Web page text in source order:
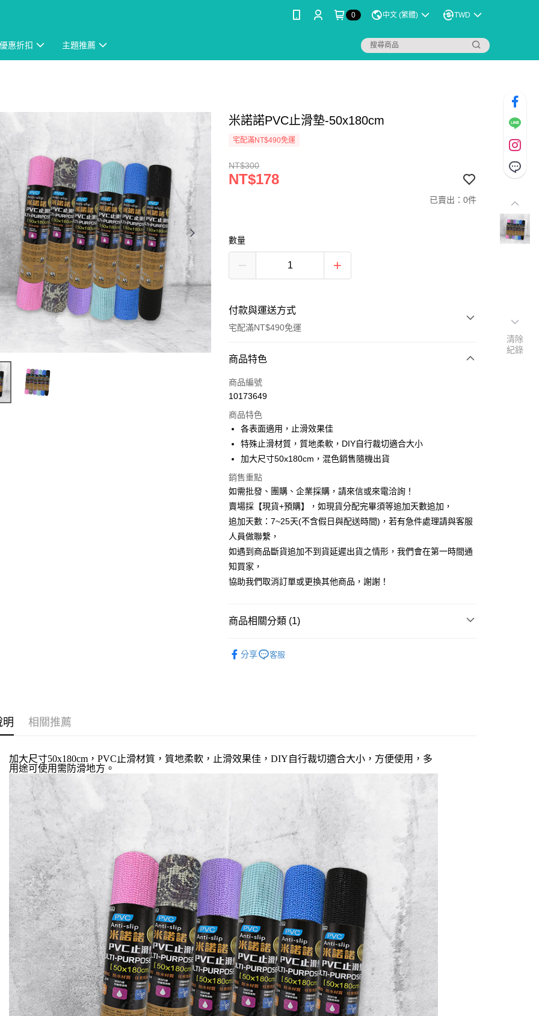
0 中文 (繁體) TWD
惠折扣 主題推薦
米諾諾PVC止滑墊-50x180cm
宅配滿NT$490免運
NT$300
NT$178
已賣出：0件
數量
付款與運送方式
宅配滿NT$490免運
付款方式
信用卡一次付款
3 期 0 利率 每期NT$59
合作金庫商業銀行
第一商業銀行
華南商業銀行
彰化商業銀行
國泰世華商業銀行
臺灣中小企業銀行
台中商業銀行
匯豐（台灣）商業銀行
華泰商業銀行
聯邦商業銀行
遠東國際商業銀行
玉山商業銀行
台新國際商業銀行
中國信託商業銀行
台灣樂天信用卡公司
6 期 0 利率 每期NT$29
合作金庫商業銀行
第一商業銀行
華南商業銀行
上海商業儲蓄銀行
國泰世華商業銀行
兆豐國際商業銀行
臺灣中小企業銀行
台中商業銀行
匯豐（台灣）商業銀行
華泰商業銀行
聯邦商業銀行
元大商業銀行
永豐商業銀行
台新國際商業銀行
台灣樂天信用卡公司
12 期 0 利率 每期 NT$14
合作金庫商業銀行
華南商業銀行
彰化商業銀行
上海商業儲蓄銀行
台北富邦商業銀行
臺灣中小企業銀行
台中商業銀行
匯豐（台灣）商業銀行
聯邦商業銀行
遠東國際商業銀行
元大商業銀行
玉山商業銀行
星展（台灣）商業銀行
LINE Pay
Apple Pay
街口支付
悠遊付
全盈+PAY
【關於「AFTEE先享後付」】
AFTEE先享後付是「在收到商品之後才付款」的支付方式。 讓您購物簡單
１．簡單：不需註冊會員、不需綁卡、不需儲值。
２．便利：只要手機號碼，簡訊認證，即可結帳。
※ 請注意：結帳手續完成當下不需立刻繳費，但若您需要取消訂單，請聯
先享後付繳納相關費用。
※ 交易是否成功請以「AFTEE先享後付 」之結帳頁面顯示為準，若有關於
是否繳費成功／繳費後需取消欲退款等相關疑問，請聯繫「AFTEE先享後
https://netprotections.freshdesk.com/support/home
１．透過由恩沛科技股份有限公司提供之「AFTEE先享後付」服務完成之
交易，需依本服務之必要範圍內提供個人資料，並將交易相關給付款項請
求債權轉讓予恩沛科技股份有限公司。
２．關於個人資料處理事宜，請瀏覽以下網址：
https://aftee.tw/terms/#terms3
３．未成年的使用者請事先徵得法定代理人或監護人之同意方可使用
「AFTEE先享後付」，若未經同意申辦者引起之損失，本公司不負相關責
任。
４．使用「AFTEE先享後付」時，將依據個別帳號之用戶狀況，依本公司
即時審查核予不同之上限額度；若仍有額度不足之情形，本公司將視審查
結果請求用戶進行身份認證。
５．嚴禁一人註冊多個帳號或使用他人資訊註冊。若發現惡意使用之情
形，恩沛科技股份有限公司將有權停止該用戶之使用額度並採取法律行
動。
ATM付款
貨到付款
每筆NT$150，滿NT$3,000(含以上)免運費
商品特色
商品編號
10173649
商品特色
各表面適用，止滑效果佳
特殊止滑材質，質地柔軟，DIY自行裁切適合大小
加大尺寸50x180cm，混色銷售隨機出貨
銷售重點
如需批發、團購、企業採購，請來信或來電洽詢！
賣場採【現貨+預購】，如現貨分配完畢須等追加天數追加，
追加天數：7~25天(不含假日與配送時間)，若有急件處理請與客服
人員做聯繫，
如遇到商品斷貨追加不到貨延遲出貨之情形，我們會在第一時間通
知買家，
協助我們取消訂單或更換其他商品，謝謝！
商品相關分類 (1)
分享
客服
明 相關推薦
加大尺寸50x180cm，PVC止滑材質，質地柔軟，止滑效果佳，DIY自行裁切適合大小，方便使用，多
用途可使用需防滑地方。
清除
紀錄